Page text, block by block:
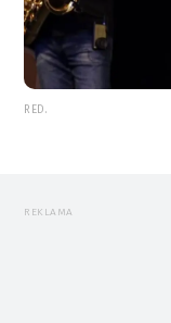
RED.
REKLAMA